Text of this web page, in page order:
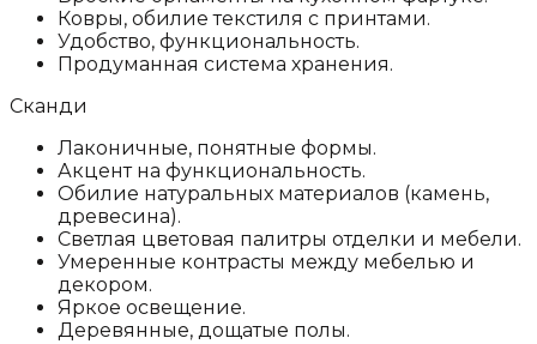
Ковры, обилие текстиля с принтами.
Удобство, функциональность.
Продуманная система хранения.
Сканди
Лаконичные, понятные формы.
Акцент на функциональность.
Обилие натуральных материалов (камень,
древесина).
Светлая цветовая палитры отделки и мебели.
Умеренные контрасты между мебелью и
декором.
Яркое освещение.
Деревянные, дощатые полы.